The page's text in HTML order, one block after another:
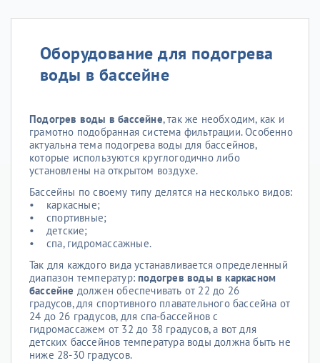
Оборудование для подогрева
воды в бассейне
Подогрев воды в бассейне, так же необходим, как и
грамотно подобранная система фильтрации. Особенно
актуальна тема подогрева воды для бассейнов,
которые используются круглогодично либо
установлены на открытом воздухе.
Бассейны по своему типу делятся на несколько видов:
• каркасные;
• спортивные;
• детские;
• спа, гидромассажные.
Так для каждого вида устанавливается определенный
диапазон температур:подогрев воды в каркасном
бассейне должен обеспечивать от 22 до 26
градусов, для спортивного плавательного бассейна от
24 до 26 градусов, для спа-бассейнов с
гидромассажем от 32 до 38 градусов, а вот для
детских бассейнов температура воды должна быть не
ниже 28-30 градусов.